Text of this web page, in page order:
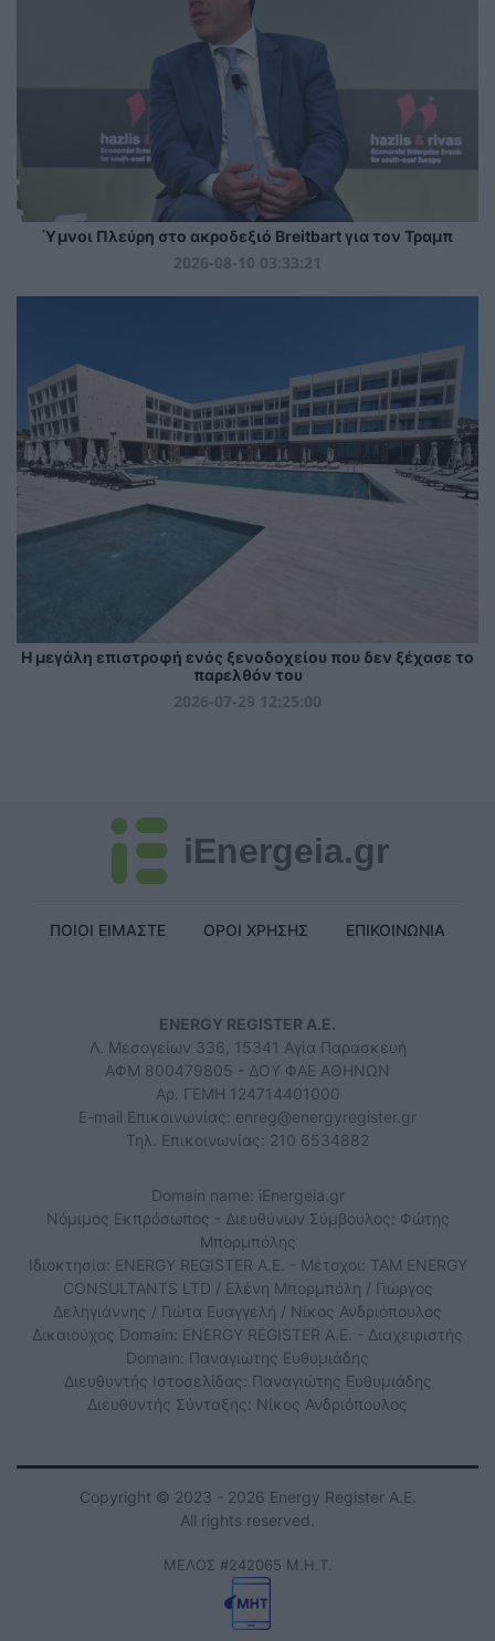
Ύμνοι Πλεύρη στο ακροδεξιό Breitbart για τον Τραμπ
2026-08-10 03:33:21
Η μεγάλη επιστροφή ενός ξενοδοχείου που δεν ξέχασε το
παρελθόν του
2026-07-29 12:25:00
iEnergeia.gr
ΠΟΙΟΙ ΕΙΜΑΣΤΕ ΟΡΟΙ ΧΡΗΣΗΣ ΕΠΙΚΟΙΝΩΝΙΑ
ENERGY REGISTER Α.Ε.
Λ. Μεσογείων 336, 15341 Αγία Παρασκευή
ΑΦΜ 800479805 - ΔΟΥ ΦΑΕ ΑΘΗΝΩΝ
Αρ. ΓΕΜΗ 124714401000
E-mail Επικοινωνίας: enreg@energyregister.gr
Τηλ. Επικοινωνίας: 210 6534882
Domain name: iEnergeia.gr
Νόμιμος Εκπρόσωπος - Διευθύνων Σύμβουλος: Φώτης
Μπορμπόλης
Ιδιοκτησία: ENERGY REGISTER Α.Ε. - Μέτοχοι: TAM ENERGY
CONSULTANTS LTD / Ελένη Μπορμπόλη / Γιώργος
Δεληγιάννης / Γιώτα Ευαγγελή / Νίκος Ανδριόπουλος
Δικαιούχος Domain: ENERGY REGISTER Α.Ε. - Διαχειριστής
Domain: Παναγιώτης Ευθυμιάδης
Διευθυντής Ιστοσελίδας: Παναγιώτης Ευθυμιάδης
Διευθυντής Σύνταξης: Νίκος Ανδριόπουλος
Copyright © 2023 - 2026 Energy Register Α.Ε.
All rights reserved.
ΜΕΛΟΣ #242065 Μ.Η.Τ.